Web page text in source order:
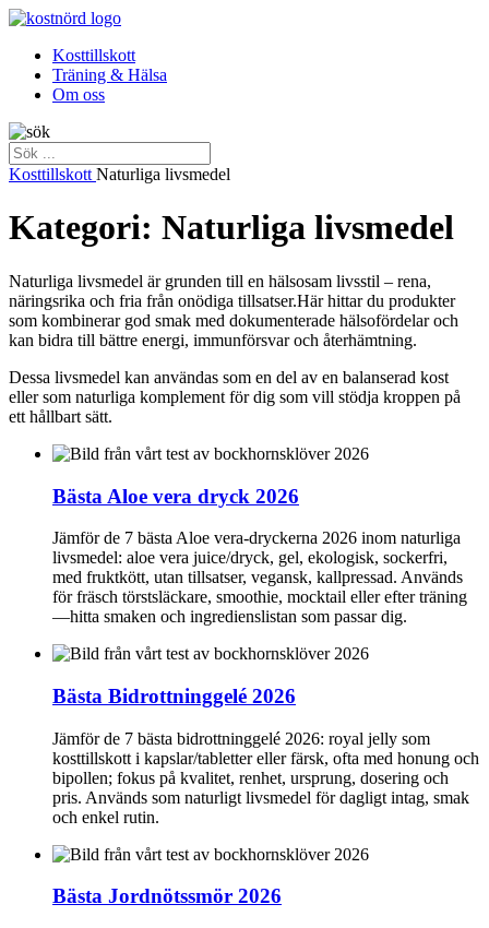
Kosttillskott
Träning & Hälsa
Om oss
Kosttillskott Naturliga livsmedel
Kategori: Naturliga livsmedel
Naturliga livsmedel är grunden till en hälsosam livsstil – rena,
näringsrika och fria från onödiga tillsatser.Här hittar du produkter
som kombinerar god smak med dokumenterade hälsofördelar och
kan bidra till bättre energi, immunförsvar och återhämtning.
Dessa livsmedel kan användas som en del av en balanserad kost
eller som naturliga komplement för dig som vill stödja kroppen på
ett hållbart sätt.
Bästa Aloe vera dryck 2026
Jämför de 7 bästa Aloe vera-dryckerna 2026 inom naturliga
livsmedel: aloe vera juice/dryck, gel, ekologisk, sockerfri,
med fruktkött, utan tillsatser, vegansk, kallpressad. Används
för fräsch törstsläckare, smoothie, mocktail eller efter träning
—hitta smaken och ingredienslistan som passar dig.
Bästa Bidrottninggelé 2026
Jämför de 7 bästa bidrottninggelé 2026: royal jelly som
kosttillskott i kapslar/tabletter eller färsk, ofta med honung och
bipollen; fokus på kvalitet, renhet, ursprung, dosering och
pris. Används som naturligt livsmedel för dagligt intag, smak
och enkel rutin.
Bästa Jordnötssmör 2026